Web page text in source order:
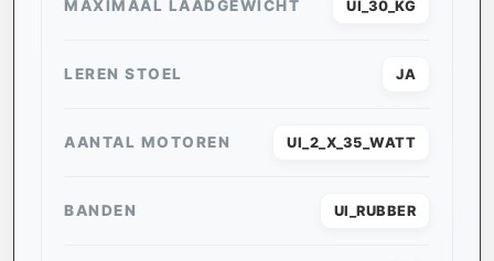
MAXIMAAL LAADGEWICHT UI_30_KG
LEREN STOEL JA
AANTAL MOTOREN UI_2_X_35_WATT
BANDEN UI_RUBBER